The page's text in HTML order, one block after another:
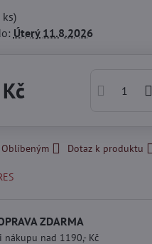
ks)
Úterý11.8.2026
Dotaz k produktu
ZDARMA
nákupu nad 1190,- Kč